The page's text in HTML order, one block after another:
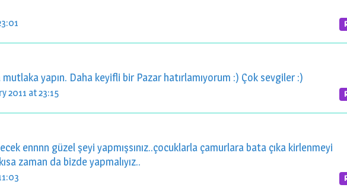
yapın. Daha keyifli bir Pazar hatırlamıyorum :) Çok sevgiler :)
2011 at 23:15
ennnn güzel şeyi yapmışsınız..çocuklarla çamurlara bata çıka kirlenmeyi
zaman da bizde yapmalıyız..